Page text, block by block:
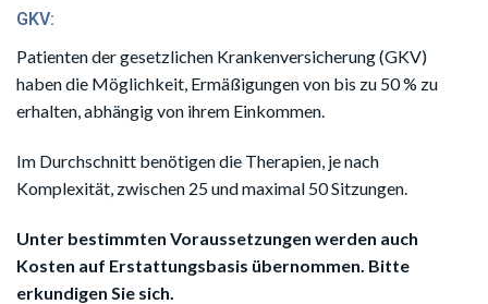
GKV:
Patienten der gesetzlichen Krankenversicherung (GKV)
haben die Möglichkeit, Ermäßigungen von bis zu 50 % zu
erhalten, abhängig von ihrem Einkommen.
Im Durchschnitt benötigen die Therapien, je nach
Komplexität, zwischen 25 und maximal 50 Sitzungen.
Unter bestimmten Voraussetzungen werden auch
Kosten auf Erstattungsbasis übernommen. Bitte
erkundigen Sie sich.